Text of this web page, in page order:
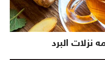
نزلات البرد